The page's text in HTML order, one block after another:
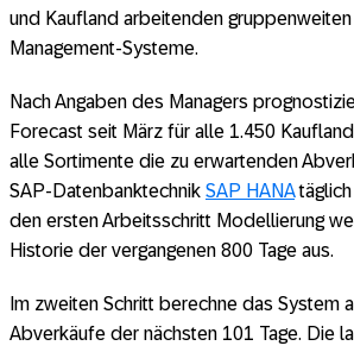
und Kaufland arbeitenden
Management-Systeme.
Nach Angaben des Managers
Forecast seit März für alle 1.450
alle Sortimente die zu erwartenden
SAP-Datenbanktechnik SAP HANAtäglich
den ersten Arbeitsschritt Modellierung
Historie der vergangenen 800 Tage aus.
Im zweiten Schritt berechne das
Abverkäufe der nächsten 101 Tage. Die